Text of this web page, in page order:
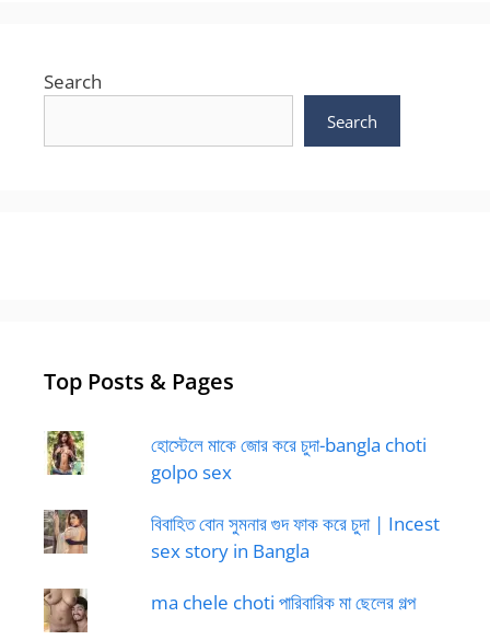
Search
Search
Top Posts & Pages
হোস্টেলে মাকে জোর করে চুদা-bangla choti
golpo sex
বিবাহিত বোন সুমনার গুদ ফাক করে চুদা | Incest
sex story in Bangla
ma chele choti পারিবারিক মা ছেলের গল্প